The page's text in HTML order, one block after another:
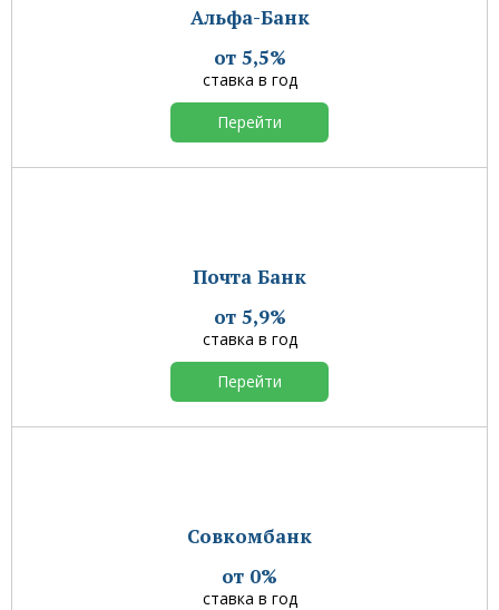
Альфа-Банк
от 5,5%
ставка в год
Перейти
Почта Банк
от 5,9%
ставка в год
Перейти
Совкомбанк
от 0%
ставка в год